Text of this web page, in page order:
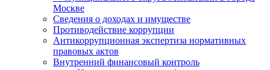
Москве
Сведения о доходах и имуществе
Противодействие коррупции
Антикоррупционная экспертиза нормативных
правовых актов
Внутренний финансовый контроль